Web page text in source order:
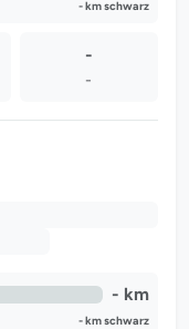
- km schwarz
-
-
- km
- km schwarz